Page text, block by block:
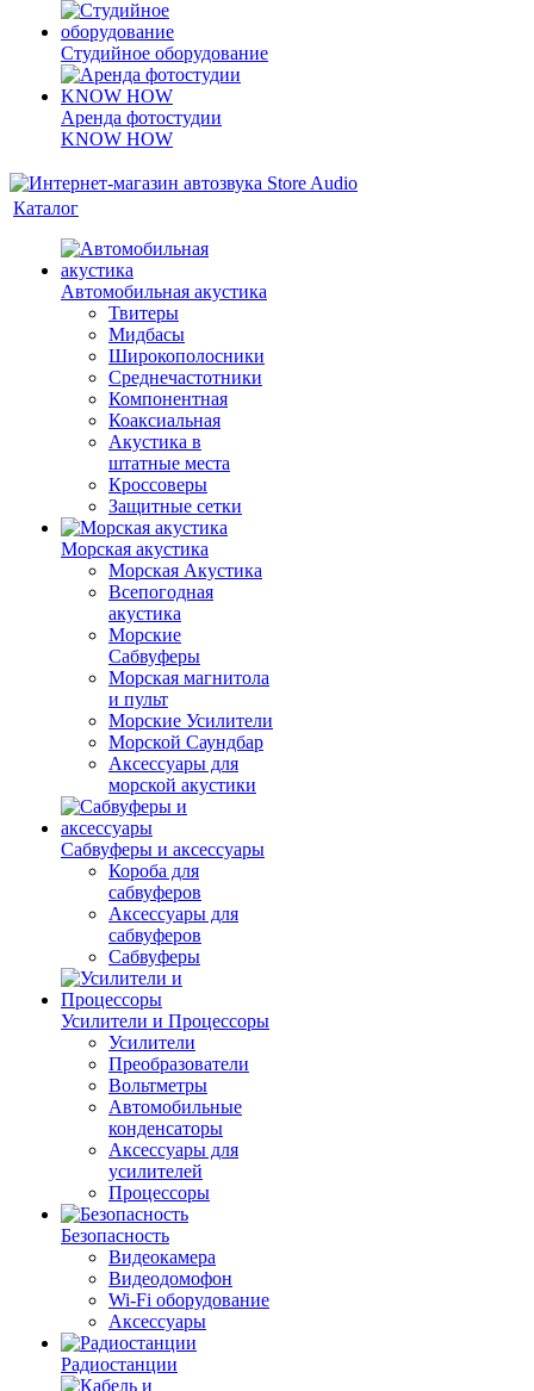
Студийное оборудование
Аренда фотостудии
KNOW HOW
Каталог
Автомобильная акустика
Твитеры
Мидбасы
Широкополосники
Среднечастотники
Компонентная
Коаксиальная
Акустика в
штатные места
Кроссоверы
Защитные сетки
Морская акустика
Морская Акустика
Всепогодная
акустика
Морские
Сабвуферы
Морская магнитола
и пульт
Морские Усилители
Морской Cаундбар
Аксессуары для
морской акустики
Сабвуферы и аксессуары
Короба для
сабвуферов
Аксессуары для
сабвуферов
Сабвуферы
Усилители и Процессоры
Усилители
Преобразователи
Вольтметры
Автомобильные
конденсаторы
Аксессуары для
усилителей
Процессоры
Безопасность
Видеокамера
Видеодомофон
Wi-Fi оборудование
Аксессуары
Радиостанции